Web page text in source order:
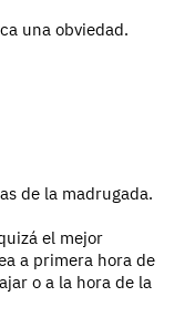
una obviedad.
de la madrugada.
el mejor
a primera hora de
o a la hora de la